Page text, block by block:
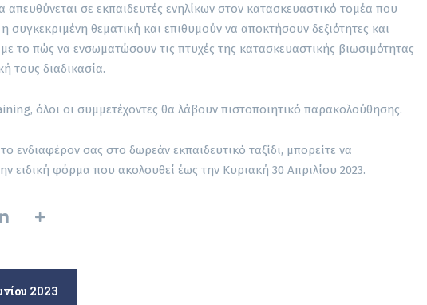
απευθύνεται σε εκπαιδευτές ενηλίκων στον κατασκευαστικό τομέα που
συγκεκριμένη θεματική και επιθυμούν να αποκτήσουν δεξιότητες και
με το πώς να ενσωματώσουν τις πτυχές της κατασκευαστικής βιωσιμότητας
τους διαδικασία.
όλοι οι συμμετέχοντες θα λάβουν πιστοποιητικό παρακολούθησης.
ενδιαφέρον σας στο δωρεάν εκπαιδευτικό ταξίδι, μπορείτε να
ειδική φόρμα που ακολουθεί έως την Κυριακή 30 Απριλίου 2023.
2023